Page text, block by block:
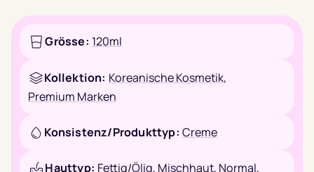
Grösse: 120ml
Kollektion: Koreanische Kosmetik,
Premium Marken
Konsistenz/Produkttyp: Creme
Hauttyp: Fettig/Ölig, Mischhaut, Normal,